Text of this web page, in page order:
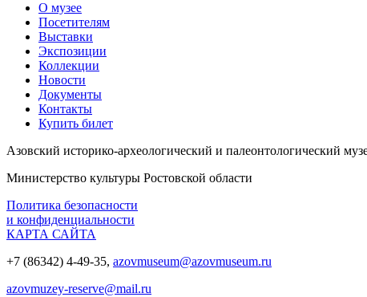
О музее
Посетителям
Выставки
Экспозиции
Коллекции
Новости
Документы
Контакты
Купить билет
Азовский историко‑археологический и палеонтологический
Министерство культуры Ростовской области
Политика безопасности
и конфиденциальности
КАРТА САЙТА
+7 (86342) 4-49-35, azovmuseum@azovmuseum.ru
azovmuzey-reserve@mail.ru